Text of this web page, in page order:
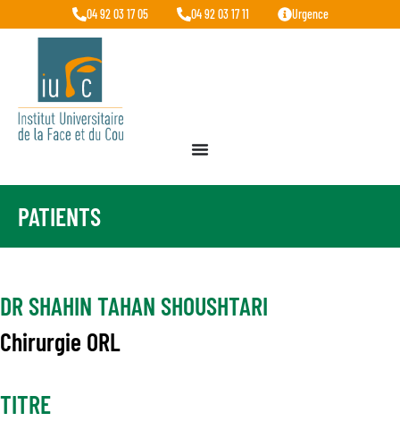
04 92 03 17 05 04 92 03 17 11 Urgence
PATIENTS
DR SHAHIN TAHAN SHOUSHTARI
Chirurgie ORL
TITRE